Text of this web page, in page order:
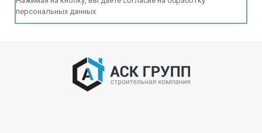
персональных данных